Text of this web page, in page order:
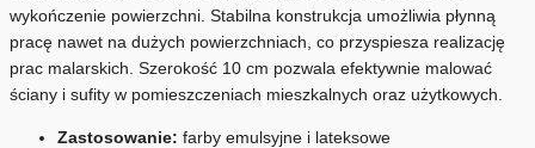
wykończenie powierzchni. Stabilna konstrukcja umożliwia płynną
pracę nawet na dużych powierzchniach, co przyspiesza realizację
prac malarskich. Szerokość 10 cm pozwala efektywnie malować
ściany i sufity w pomieszczeniach mieszkalnych oraz użytkowych.
Zastosowanie: farby emulsyjne i lateksowe